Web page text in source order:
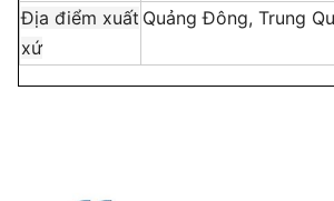
Địa điểm xuất
xứ
Quảng Đông, Trung